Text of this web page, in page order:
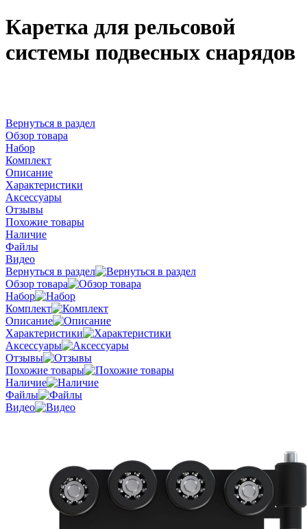
Каретка для рельсовой
системы подвесных снарядов
Вернуться в раздел
Обзор товара
Набор
Комплект
Описание
Характеристики
Аксессуары
Отзывы
Похожие товары
Наличие
Файлы
Видео
Вернуться в раздел
Обзор товара
Набор
Комплект
Описание
Характеристики
Аксессуары
Отзывы
Похожие товары
Наличие
Файлы
Видео